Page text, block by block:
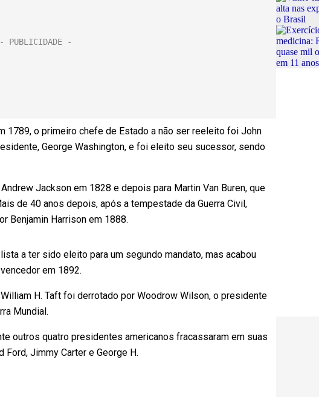
1789, o primeiro chefe de Estado a não ser reeleito foi John
George Washington, e foi eleito seu sucessor, sendo
Jackson em 1828 e depois para Martin Van Buren, que
de 40 anos depois, após a tempestade da Guerra Civil,
Benjamin Harrison em 1888.
a ter sido eleito para um segundo mandato, mas acabou
em 1892.
H. Taft foi derrotado por Woodrow Wilson, o presidente
Mundial.
outros quatro presidentes americanos fracassaram em suas
Ford, Jimmy Carter e George H.